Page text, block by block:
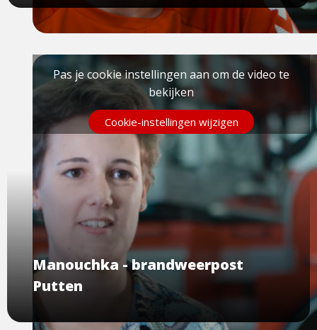
Pas je cookie instellingen aan om de video te
bekijken
Cookie-instellingen wijzigen
Manouchka - brandweerpost
Putten